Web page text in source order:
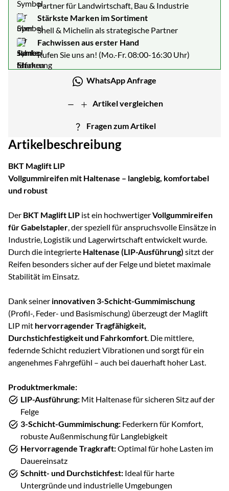
Partner für Landwirtschaft, Bau & Industrie
Stärkste Marken im Sortiment
Shell & Michelin als strategische Partner
Fachwissen aus erster Hand
Rufen Sie uns an! (Mo.-Fr. 08:00-16:30 Uhr)
WhatsApp Anfrage
Artikel vergleichen
Fragen zum Artikel
Artikelbeschreibung
BKT Maglift LIP
Vollgummireifen mit Haltenase – langlebig, komfortabel
und robust
Der BKT Maglift LIP ist ein hochwertigerVollgummireifen
für Gabelstapler, der speziell für anspruchsvolle Einsätze in
Industrie, Logistik und Lagerwirtschaft entwickelt wurde.
Durch die integrierte Haltenase (LIP-Ausführung) sitzt der
Reifen besonders sicher auf der Felge und bietet maximale
Stabilität im Einsatz.
Dank seiner innovativen 3-Schicht-Gummimischung
(Profil-, Feder- und Basismischung) überzeugt der Maglift
LIP mit hervorragender Tragfähigkeit,
Durchstichfestigkeit und Fahrkomfort. Die mittlere,
federnde Schicht reduziert Vibrationen und sorgt für ein
angenehmes Fahrgefühl – auch bei dauerhaft hoher Last.
Produktmerkmale:
LIP-Ausführung: Mit Haltenase für sicheren Sitz auf der
Felge
3-Schicht-Gummimischung: Federkern für Komfort,
robuste Außenmischung für Langlebigkeit
Hervorragende Tragkraft:Optimal für hohe Lasten im
Dauereinsatz
Schnitt- und Durchstichfest: Ideal für harte
Untergründe und industrielle Umgebungen